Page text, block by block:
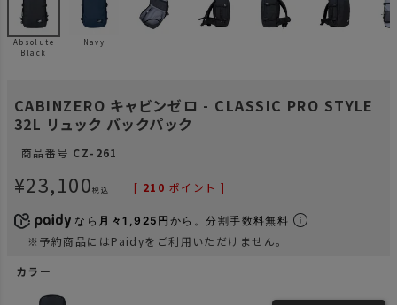
Absolute
Black
Navy
CABINZERO キャビンゼロ - CLASSIC PRO STYLE
32L リュック バックパック
商品番号 CZ-261
¥23,100税込 [ 210 ポイント ]
なら 月々1,925円 から。分割手数料無料
※予約商品にはPaidyをご利用いただけません。
カラー